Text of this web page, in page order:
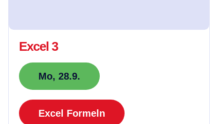
Excel 3
Mo, 28.9.
Excel Formeln